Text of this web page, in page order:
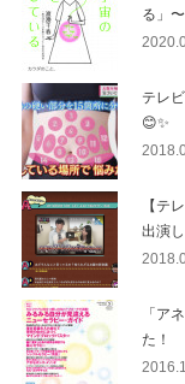
る」
テレ
😊✨
【テ
出演
「ア
た！